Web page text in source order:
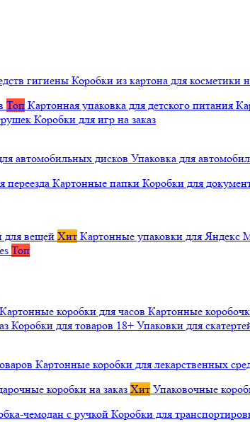
гигиены Коробки из картона для косметики
Топ Картонная упаковка для детского питания
Коробки для игр на заказ
автомобильных дисков Упаковка для
переезда Картонные папки Коробки для
для вещей Хит Картонные упаковки для Яндекс
Топ
Картонные коробки для часов Картонные
Коробки для товаров 18+ Упаковки для
Картонные коробки для лекарственных
коробки на заказ Хит Упаковочные
чемодан с ручкой Коробки для